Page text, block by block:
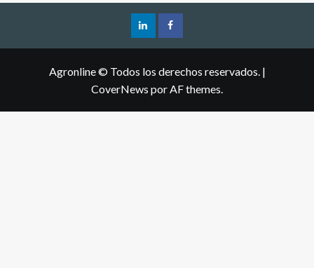
Agronline © Todos los derechos reservados. |
CoverNews por AF themes.